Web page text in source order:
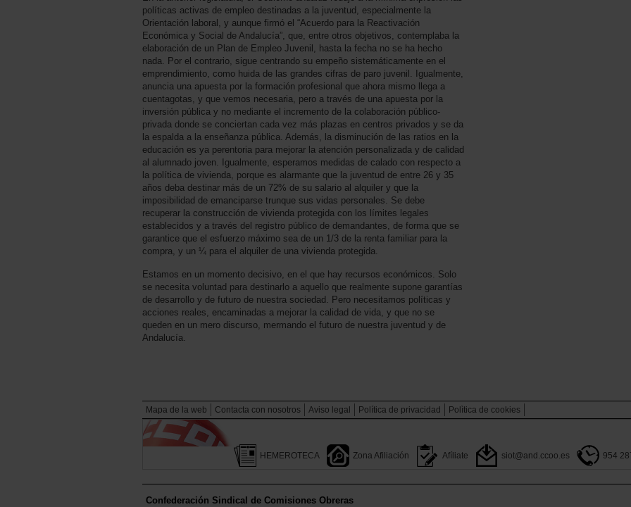
políticas activas de empleo destinadas a la juventud, especialmente la
Orientación laboral, y aunque firmó el “Acuerdo para la Reactivación
Económica y Social de Andalucía”, que, entre otros objetivos, contemplaba la
elaboración de un Plan de Empleo Juvenil, hasta la fecha no se ha hecho
nada. Por el contrario, sigue centrando su empeño sistemáticamente en el
emprendimiento, como huida de las grandes cifras de paro juvenil. Igualmente,
anuncia una apuesta por la formación profesional que ahora mismo llega a
cuentagotas, y que vemos necesaria, pero a través de una apuesta por la
inversión pública y no mediante el incremento de la colaboración público-
privada donde se conciertan cada vez más plazas en centros privados y se da
la espalda a la enseñanza pública. Además, la disminución de las ratios en la
educación es ya perentoria para mejorar la atención personalizada y de calidad
al alumnado joven. Igualmente, esperamos medidas de calado con respecto a
la política de vivienda, porque es alarmante que la juventud de entre 26 y 35
años deba destinar más de un 72% de su salario al alquiler y que la
imposibilidad de emanciparse trunque sus vidas personales. Se debe
recuperar la construcción de vivienda protegida con los límites legales
establecidos y a través del registro público de demandantes, de forma que se
garantice que el esfuerzo máximo sea de un 1/3 de la renta familiar para la
compra, y un ¼ para el alquiler de una vivienda protegida.
Estamos en un momento decisivo, en el que hay recursos económicos. Solo
se necesita voluntad para destinarlo a aquello que realmente supone garantías
de desarrollo y de futuro de nuestra sociedad. Pero necesitamos políticas y
acciones reales, encaminadas a mejorar la calidad de vida, y que no se
queden en un mero discurso, mermando el futuro de nuestra juventud y de
Andalucía.
Mapa de la web Contacta con nosotros Aviso legal Política de privacidad Polìtica de cookies
HEMEROTECA Zona Afiliación Afíliate siot@and.ccoo.es 954
Confederación Sindical de Comisiones Obreras